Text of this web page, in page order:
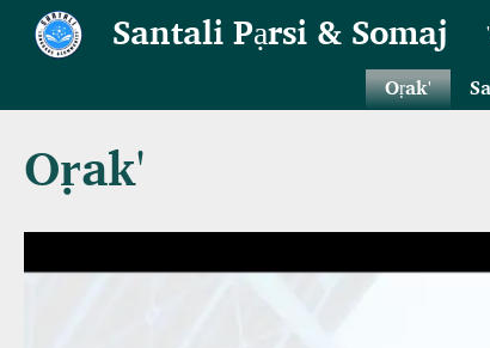
Skip to main content
Santali Pạrsi & Somaj
Oṛak'
Oṛak'